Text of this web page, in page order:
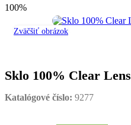
100%
Zväčšiť obrázok
Sklo 100% Clear Lens
Katalógové číslo: 9277